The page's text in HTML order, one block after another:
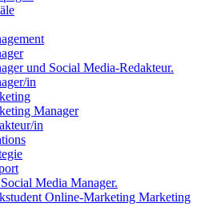
und Social Media-Redakteur.
in
Manager
in
Media Manager.
Online-Marketing Marketing